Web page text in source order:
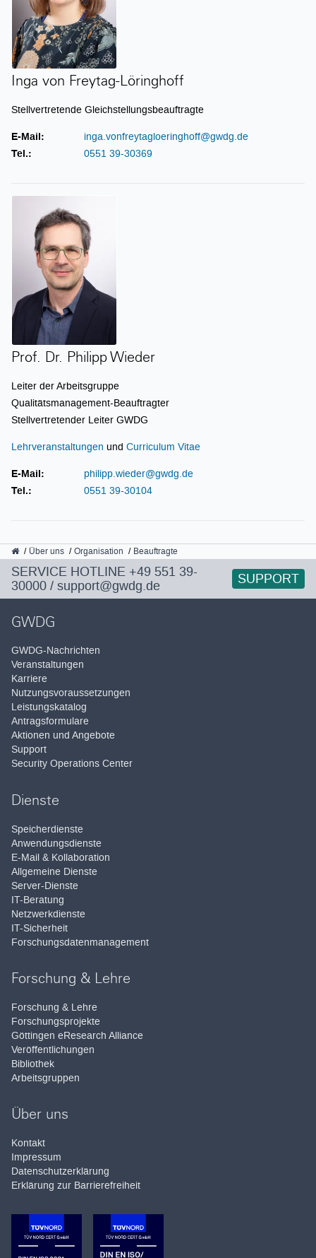
Inga von Freytag-Löringhoff
Stellvertretende Gleichstellungsbeauftragte
E-Mail:
inga.vonfreytagloeringhoff@gwdg.de
Tel.:
0551 39-30369
Prof. Dr. Philipp Wieder
Leiter der Arbeitsgruppe
Qualitätsmanagement-Beauftragter
Stellvertretender Leiter GWDG
Lehrveranstaltungen und Curriculum Vitae
E-Mail:
philipp.wieder@gwdg.de
Tel.:
0551 39-30104
GWDG
Über uns Organisation Beauftragte
SERVICE HOTLINE +49 551 39-
30000 / support@gwdg.de SUPPORT
GWDG
GWDG-Nachrichten
Veranstaltungen
Karriere
Nutzungsvoraussetzungen
Leistungskatalog
Antragsformulare
Aktionen und Angebote
Support
Security Operations Center
Dienste
Speicherdienste
Anwendungsdienste
E-Mail & Kollaboration
Allgemeine Dienste
Server-Dienste
IT-Beratung
Netzwerkdienste
IT-Sicherheit
Forschungsdatenmanagement
Forschung & Lehre
Forschung & Lehre
Forschungsprojekte
Göttingen eResearch Alliance
Veröffentlichungen
Bibliothek
Arbeitsgruppen
Über uns
Kontakt
Impressum
Datenschutzerklärung
Erklärung zur Barrierefreiheit